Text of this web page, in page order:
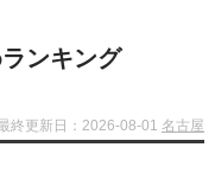
ンキング
終更新日：2026-08-01名古屋